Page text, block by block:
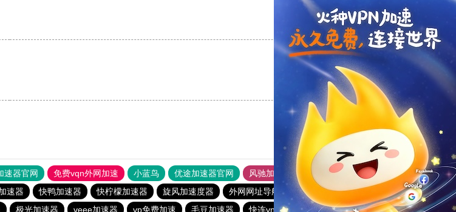
支持 [0] 反对 [0]
支持
速器官网 免费vqn外网加速 小蓝鸟 优途加速器官网 风驰加速器
旋风加速器
速器 快鸭加速器 快柠檬加速器 旋风加速度器 外网网址导航 软件中心 雷霆加速
狂飙加速器
极光加速器 veee加速器 vp免费加速 毛豆加速器 快连vn破解版 picacg加速器 盘古加速器